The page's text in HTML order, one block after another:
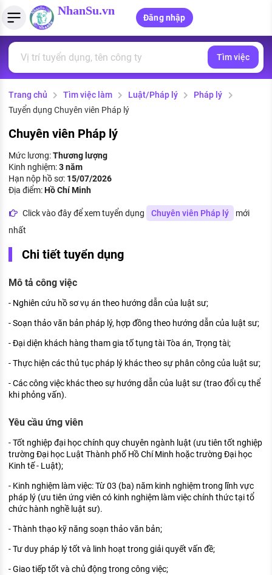
NhanSu.vn
Đăng nhập
Tìm việc làm
Việc làm ngành luật
Việc làm tốt nhất
CÔNG TY
Danh sách nhà tuyển dụng
Quản lý CV
Tải CV lên
MẪU CV THEO STYLE
Mẫu CV đơn giản
Mẫu CV hiện đại
Tính lương Gross - Net
Tính thuế thu nhập cá nhân
PHÁP LUẬT VIỆT NAM
Văn bản pháp luật
Chính sách mới
PHÁP LUẬT LAO ĐỘNG
Lao động và tiền lương
Bảo hiểm và phúc lợi
Thuế thu nhập
Chính sách lao động
KHÁM PHÁ NGHỀ NGHIỆP
Tử vi nghề nghiệp
Kỹ năng nghề nghiệp
HƯỚNG NGHIỆP VIỆC LÀM
Đặc trưng từng nghề
Xu hướng việc làm
XÂY DỰNG VÀ PHÁT TRIỂN ĐỘI NGŨ
TUYỂN DỤNG VIỆC LÀM
Tìm việc
Trang chủ Tìm việc làm Luật/Pháp lý
Pháp lý
Tuyển dụng Chuyên viên Pháp lý
Chuyên viên Pháp lý
Mức lương:Thương lượng
Kinh nghiệm:3 năm
Hạn nộp hồ sơ: 15/07/2026
Địa điểm:Hồ Chí Minh
Click vào đây để xem tuyển dụng Chuyên viên Pháp lý
mới
nhất
Chi tiết tuyển dụng
Mô tả công việc
- Nghiên cứu hồ sơ vụ án theo hướng dẫn của luật sư;
- Soạn thảo văn bản pháp lý, hợp đồng theo hướng dẫn của luật sư;
- Đại diện khách hàng tham gia tố tụng tài Tòa án, Trọng tài;
- Thực hiện các thủ tục pháp lý khác theo sự phân công của luật sư;
- Các công việc khác theo sự hướng dẫn của luật sư (trao đổi cụ thể
khi phỏng vấn).
Yêu cầu ứng viên
- Tốt nghiệp đại học chính quy chuyên ngành luật (ưu tiên tốt nghiệp
trường Đại học Luật Thành phố Hồ Chí Minh hoặc trường Đại học
Kinh tế - Luật);
- Kinh nghiệm làm việc: Từ 03 (ba) năm kinh nghiệm trong lĩnh vực
pháp lý (ưu tiên ứng viên có kinh nghiệm làm việc chính thức tại tổ
chức hành nghề luật sư).
- Thành thạo kỹ năng soạn thảo văn bản;
- Tư duy pháp lý tốt và linh hoạt trong giải quyết vấn đề;
- Giao tiếp tốt và chủ động trong công việc;